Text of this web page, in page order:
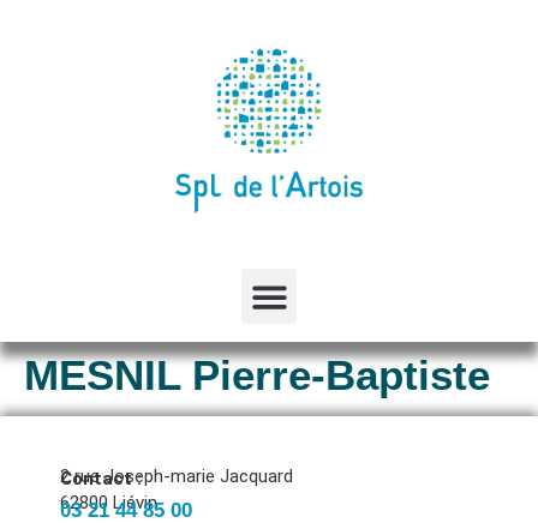
MESNIL Pierre-Baptiste
Contact :
2 rue Joseph-marie Jacquard
62800 Liévin
03 21 44 85 00